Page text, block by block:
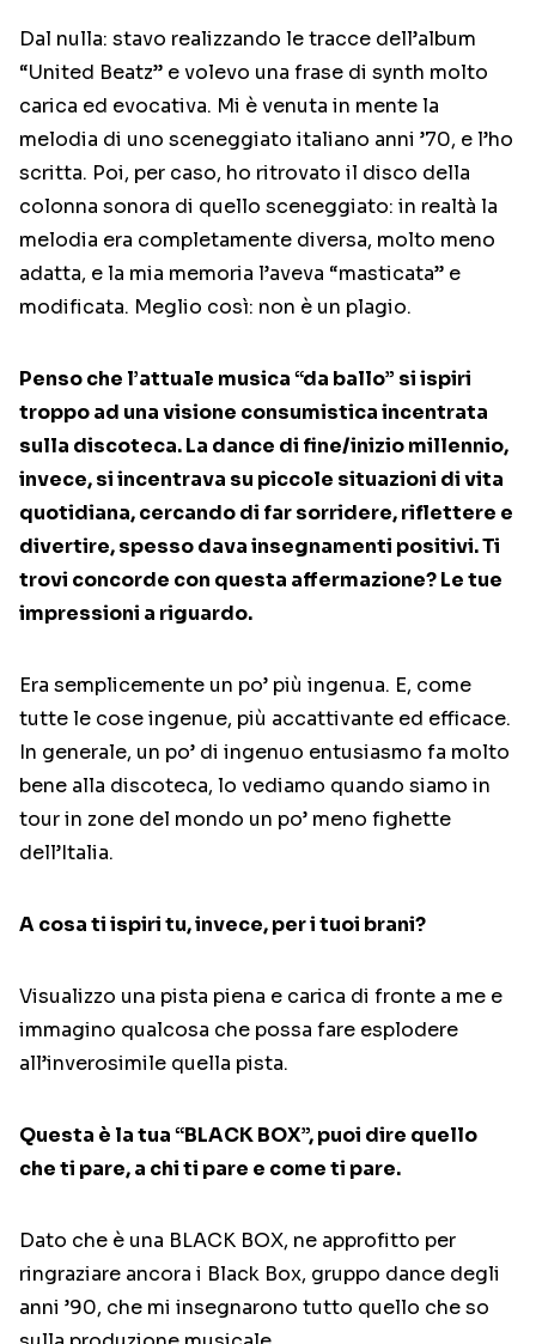
Dal nulla: stavo realizzando le tracce dell’album
“United Beatz” e volevo una frase di synth molto
carica ed evocativa. Mi è venuta in mente la
melodia di uno sceneggiato italiano anni ’70, e l’ho
scritta. Poi, per caso, ho ritrovato il disco della
colonna sonora di quello sceneggiato: in realtà la
melodia era completamente diversa, molto meno
adatta, e la mia memoria l’aveva “masticata” e
modificata. Meglio così: non è un plagio.
Penso che l’attuale musica “da ballo” si ispiri
troppo ad una visione consumistica incentrata
sulla discoteca. La dance di fine/inizio millennio,
invece, si incentrava su piccole situazioni di vita
quotidiana, cercando di far sorridere, riflettere e
divertire, spesso dava insegnamenti positivi. Ti
trovi concorde con questa affermazione? Le tue
impressioni a riguardo.
Era semplicemente un po’ più ingenua. E, come
tutte le cose ingenue, più accattivante ed efficace.
In generale, un po’ di ingenuo entusiasmo fa molto
bene alla discoteca, lo vediamo quando siamo in
tour in zone del mondo un po’ meno fighette
dell’Italia.
A cosa ti ispiri tu, invece, per i tuoi brani?
Visualizzo una pista piena e carica di fronte a me e
immagino qualcosa che possa fare esplodere
all’inverosimile quella pista.
Questa è la tua “BLACK BOX”, puoi dire quello
che ti pare, a chi ti pare e come ti pare.
Dato che è una BLACK BOX, ne approfitto per
ringraziare ancora i Black Box, gruppo dance degli
anni ’90, che mi insegnarono tutto quello che so